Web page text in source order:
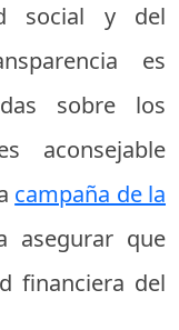
social y del
es
sobre los
aconsejable
campaña de la
asegurar que
financiera del